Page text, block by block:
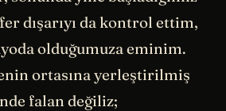
dışarıyı da kontrol ettim,
olduğumuza eminim.
ortasına yerleştirilmiş
falan değiliz;